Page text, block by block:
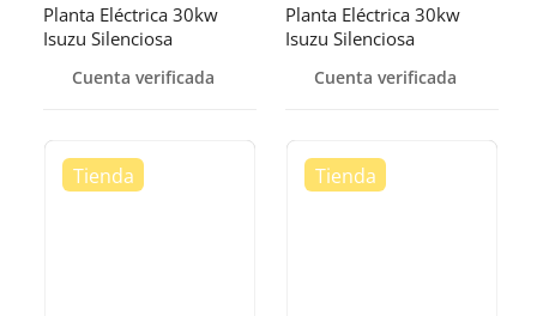
Planta Eléctrica 30kw
Isuzu Silenciosa
Cuenta verificada
Planta Eléctrica 30kw
Isuzu Silenciosa
Cuenta verificada